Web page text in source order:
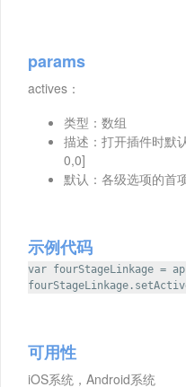
params
actives：
类型：数组
描述：打开插件时默
0,0]
默认：各级选项的首
示例代码
var fourStageLinkage =
可用性
iOS系统，Android系统